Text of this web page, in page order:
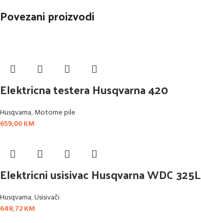
Povezani proizvodi
Elektricna testera Husqvarna 420
Husqvarna,Motorne pile
659,00KM
Elektricni usisivac Husqvarna WDC 325L
Husqvarna,Usisivači
648,72KM